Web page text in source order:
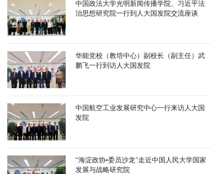
中国政法大学光明新闻传播学院、习近平法
治思想研究院一行到人大国发院交流座谈
华能党校（教培中心）副校长（副主任）武
鹏飞一行到访人大国发院
中国航空工业发展研究中心一行来访人大国
发院
“海淀政协•委员沙龙”走近中国人民大学国家
发展与战略研究院